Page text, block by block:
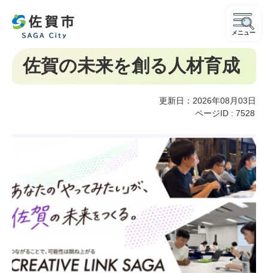
メニュー
佐賀の未来を創る人材育成
更新日：2026年08月03日
ページID : 7528